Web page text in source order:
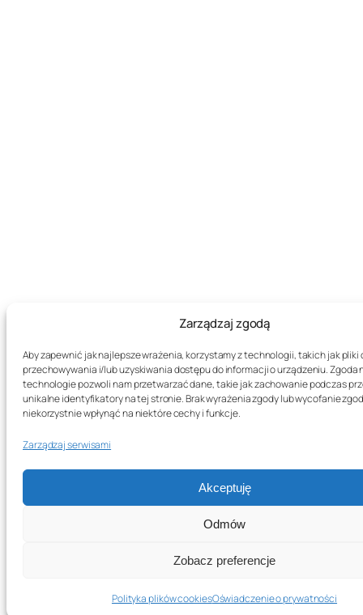
Zarządzaj zgodą
Aby zapewnić jak najlepsze wrażenia, korzystamy z technologii, takich jak pliki
przechowywania i/lub uzyskiwania dostępu do informacji o urządzeniu. Zgoda
technologie pozwoli nam przetwarzać dane, takie jak zachowanie podczas
unikalne identyfikatory na tej stronie. Brak wyrażenia zgody lub wycofanie
niekorzystnie wpłynąć na niektóre cechy i funkcje.
Zarządzaj serwisami
Akceptuję
Odmów
Zobacz preferencje
Polityka plików cookiesOświadczenie o prywatności